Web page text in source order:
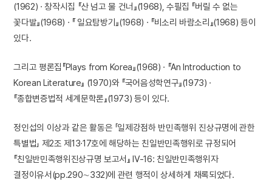
(1962) · 창작시집 『산 넘고 물 건너』(1968), 수필집 『버릴 수 없는
꽃다발』(1968) · 『 일요탐방기』(1968) · 『비소리 바람소리』(1968) 등이
있다.
그리고 평론집『Plays from Korea』(1968) · 『An Introduction to
Korean Literature』 (1970)와 『국어음성학연구』(1973) ·
『종합변증법적 세계문학론』(1973) 등이 있다.
정인섭의 이상과 같은 활동은 「일제강점하 반민족행위 진상규명에 관한
특별법」 제2조 제13·17호에 해당하는 친일반민족행위로 규정되어
『친일반민족행위진상규명 보고서』 Ⅳ-16: 친일반민족행위자
결정이유서(pp.290∼332)에 관련 행적이 상세하게 채록되었다.